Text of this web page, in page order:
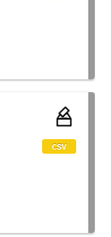
csv